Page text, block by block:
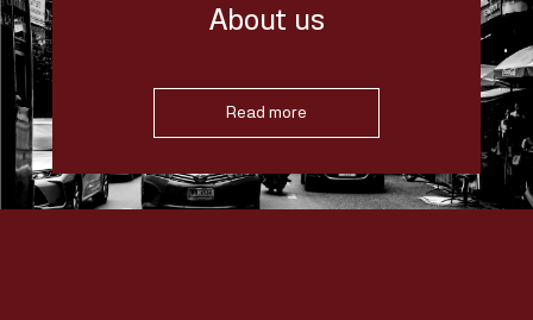
About us
Read more